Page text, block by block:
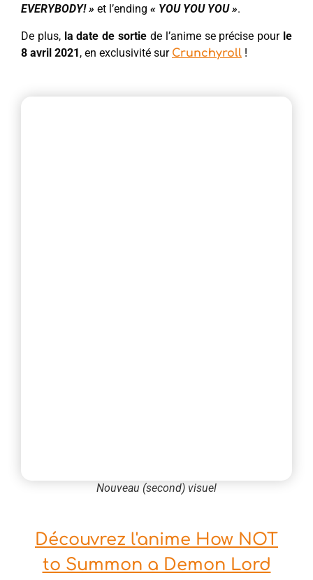
EVERYBODY! » et l’ending « YOU YOU YOU ».
De plus, la date de sortie de l’anime se précise pour le
8 avril 2021, en exclusivité sur Crunchyroll !
Nouveau (second) visuel
Découvrez l'anime How NOT
to Summon a Demon Lord